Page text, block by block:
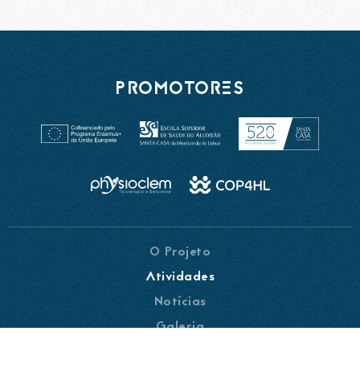
PROMOTORES
O Projeto
Atividades
Notícias
Galeria